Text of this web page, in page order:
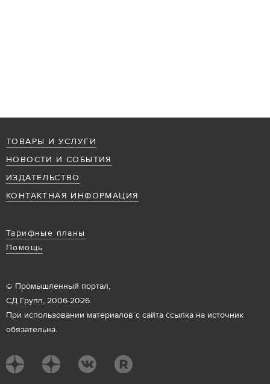
ТОВАРЫ И УСЛУГИ
НОВОСТИ И СОБЫТИЯ
ИЗДАТЕЛЬСТВО
КОНТАКТНАЯ ИНФОРМАЦИЯ
Тарифные планы
Помощь
© Промышленный портал,
СД Групп, 2006-2026.
При использовании материалов с сайта ссылка на источник
обязательна.